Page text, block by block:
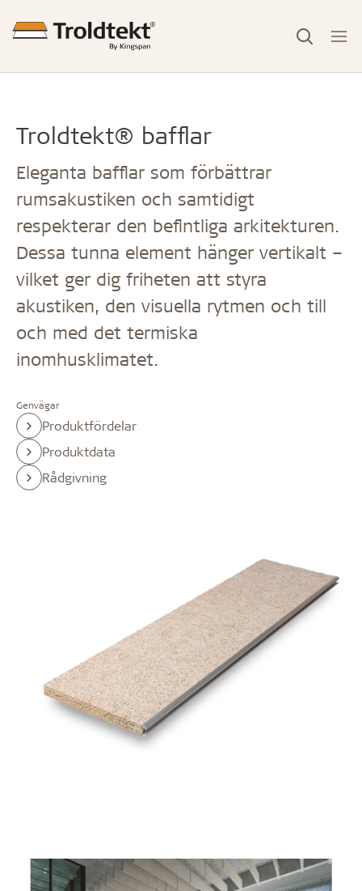
Troldtekt® bafflar
Eleganta bafflar som förbättrar
rumsakustiken och samtidigt
respekterar den befintliga arkitekturen.
Dessa tunna element hänger vertikalt –
vilket ger dig friheten att styra
akustiken, den visuella rytmen och till
och med det termiska
inomhusklimatet.
Genvägar
Produktfördelar
Produktdata
Rådgivning